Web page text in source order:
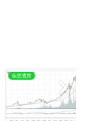
仮想通貨